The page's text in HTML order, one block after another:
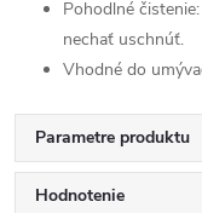
Pohodlné
nechať uschnúť.
Vhodné do
Parametre produktu
Hodnotenie